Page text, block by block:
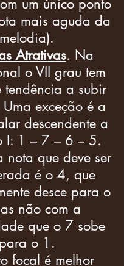
um único ponto
mais aguda da
melodia).
Atrativas. Na
o VII grau tem
tendência a subir
exceção é a
descendente a
I: 1 – 7 – 6 – 5.
nota que deve ser
é o 4, que
desce para o
não com a
que o 7 sobe
para o 1.
focal é melhor